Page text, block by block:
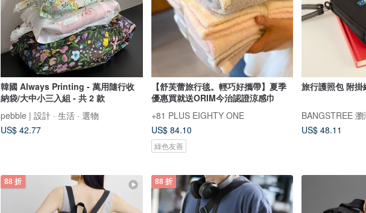
韓國 Always Printing - 萬用隨行收
納袋/大中小三入組 - 共 2 款
pebble | 設計 · 生活 · 選物
US$ 42.77
【舒芙蕾旅行毯。輕巧好攜帶】夏季
優惠買就送ORIM今治認證涼感巾
+81 PLUS EIGHTY ONE
US$ 84.10
綠色友善
旅行護照包 附
BANGSTREE
US$ 48.11
88 折 88 折